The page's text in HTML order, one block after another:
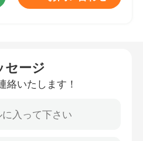
セージ
絡いたします！